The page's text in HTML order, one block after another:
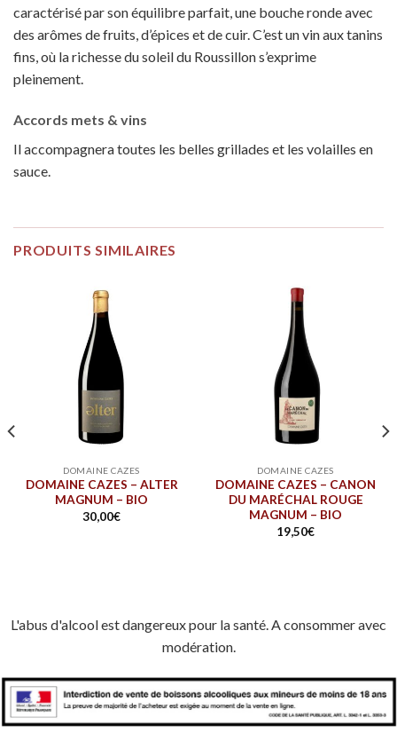
caractérisé par son équilibre parfait, une bouche ronde avec
des arômes de fruits, d’épices et de cuir. C’est un vin aux tanins
fins, où la richesse du soleil du Roussillon s’exprime
pleinement.
Accords mets & vins
Il accompagnera toutes les belles grillades et les volailles en
sauce.
PRODUITS SIMILAIRES
DOMAINE CAZES
DOMAINE CAZES – ALTER
MAGNUM – BIO
30,00€
DOMAINE CAZES
DOMAINE CAZES – CANON
DU MARÉCHAL ROUGE
MAGNUM – BIO
19,50€
L'abus d'alcool est dangereux pour la santé. A consommer avec
modération.